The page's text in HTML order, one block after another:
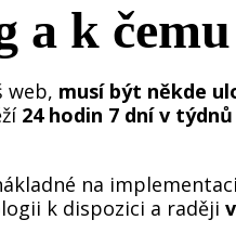
a k
web, musí být někde
24 hodin 7 dní v týdnů
na
k dispozici a raději